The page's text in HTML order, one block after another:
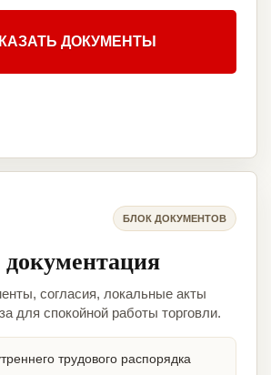
ДОКУМЕНТЫ
БЛОК ДОКУМЕНТОВ
согласия, локальные акты
для спокойной работы торговли.
трудового распорядка